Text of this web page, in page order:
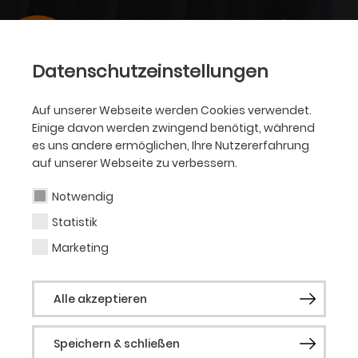
Datenschutzeinstellungen
Auf unserer Webseite werden Cookies verwendet.
Einige davon werden zwingend benötigt, während
es uns andere ermöglichen, Ihre Nutzererfahrung
auf unserer Webseite zu verbessern.
Notwendig
Statistik
Marketing
Alle akzeptieren
Speichern & schließen